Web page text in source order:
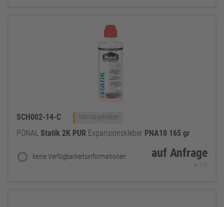
SCH002-14-C Montagekleber
PONAL Statik 2K PUR Expansionskleber PNA10 165 gr
keine Verfügbarkeitsinformationen auf Anfrage
je 1 St